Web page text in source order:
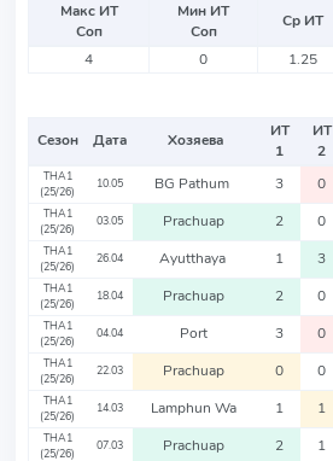
Макс ИТ
Соп
Мин ИТ
Соп
Ср ИТ
4
0 1.25
Сезон Дата Хозяева
ИТ
1
ИТ
2
THA1
(25/26)
10.05 BG Pathum 3 0
THA1
(25/26)
03.05 Prachuap 2 0
THA1
(25/26)
26.04 Ayutthaya 1 3
THA1
(25/26)
18.04 Prachuap 2 0
THA1
(25/26)
04.04 Port 3 0
THA1
(25/26)
22.03 Prachuap 0 0
THA1
(25/26)
14.03 Lamphun Wa 1 1
THA1
(25/26)
07.03 Prachuap 2 1